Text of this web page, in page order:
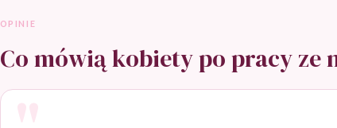
OPINIE
Co mówią kobiety po pracy ze